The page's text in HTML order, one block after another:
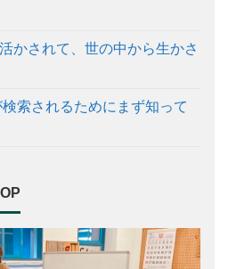
かされて、世の中から生かさ
索されるためにまず知って